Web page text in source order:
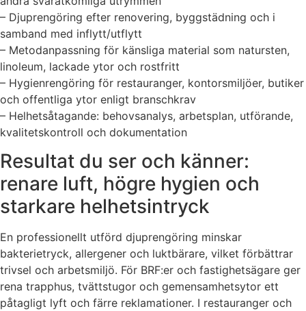
– Djuprengöring efter renovering, byggstädning och i
samband med inflytt/utflytt
– Metodanpassning för känsliga material som natursten,
linoleum, lackade ytor och rostfritt
– Hygienrengöring för restauranger, kontorsmiljöer, butiker
och offentliga ytor enligt branschkrav
– Helhetsåtagande: behovsanalys, arbetsplan, utförande,
kvalitetskontroll och dokumentation
Resultat du ser och känner:
renare luft, högre hygien och
starkare helhetsintryck
En professionellt utförd djuprengöring minskar
bakterietryck, allergener och luktbärare, vilket förbättrar
trivsel och arbetsmiljö. För BRF:er och fastighetsägare ger
rena trapphus, tvättstugor och gemensamhetsytor ett
påtagligt lyft och färre reklamationer. I restauranger och